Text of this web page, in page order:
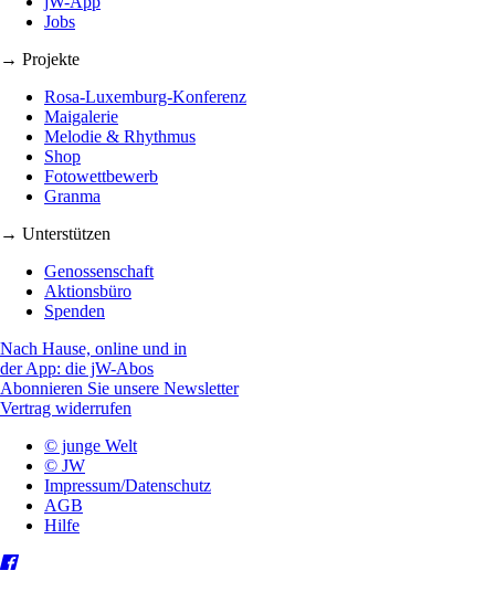
Jobs
→ Projekte
Rosa-Luxemburg-Konferenz
Maigalerie
Melodie & Rhythmus
Shop
Fotowettbewerb
Granma
→ Unterstützen
Genossenschaft
Aktionsbüro
Spenden
Nach Hause, online und in
der App: die jW-Abos
Abonnieren Sie unsere Newsletter
Vertrag widerrufen
© junge Welt
© JW
Impressum/Datenschutz
AGB
Hilfe